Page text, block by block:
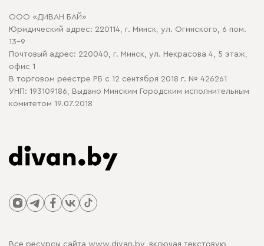
Политика конфиденциальности
Политика в отношении обработки cookie
ООО «ДИВАН БАЙ»
Юридический адрес: 220114, г. Минск, ул. Огинского, 6 пом.
13-9
Почтовый адрес: 220040, г. Минск, ул. Некрасова 4, 5 этаж,
офис 1
В торговом реестре РБ с 12 сентября 2018 г. № 426261
УНП: 193109186, Выдано Минским Городским исполнительным
комитетом 19.07.2018